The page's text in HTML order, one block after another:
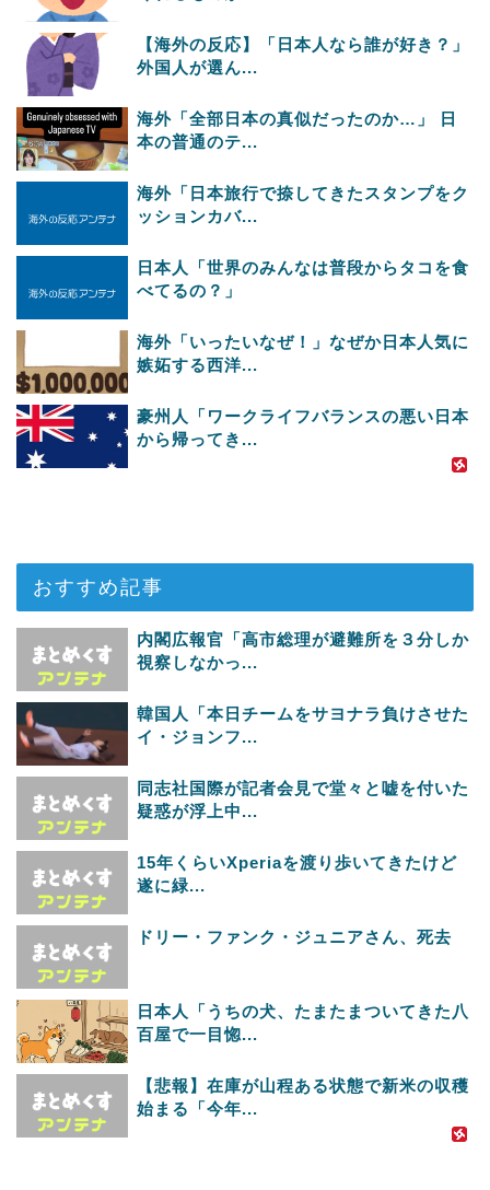
【海外の反応】「日本人なら誰が好き？」
外国人が選ん...
海外「全部日本の真似だったのか…」 日
本の普通のテ...
海外「日本旅行で捺してきたスタンプをク
ッションカバ...
日本人「世界のみんなは普段からタコを食
べてるの？」
海外「いったいなぜ！」なぜか日本人気に
嫉妬する西洋...
豪州人「ワークライフバランスの悪い日本
から帰ってき...
おすすめ記事
内閣広報官「高市総理が避難所を３分しか
視察しなかっ...
韓国人「本日チームをサヨナラ負けさせた
イ・ジョンフ...
同志社国際が記者会見で堂々と嘘を付いた
疑惑が浮上中...
15年くらいXperiaを渡り歩いてきたけど
遂に緑...
ドリー・ファンク・ジュニアさん、死去
日本人「うちの犬、たまたまついてきた八
百屋で一目惚...
【悲報】在庫が山程ある状態で新米の収穫
始まる「今年...